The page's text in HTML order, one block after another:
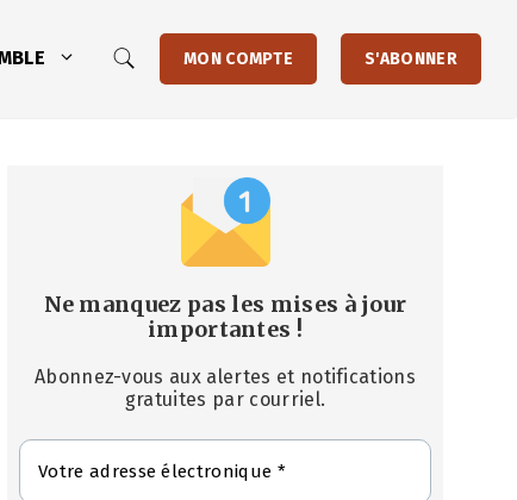
MON COMPTE S'ABONNER
Ne manquez pas les mises à jour
importantes !
Abonnez-vous aux alertes et notifications
gratuites par courriel.